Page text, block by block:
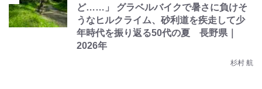
ど……」 グラベルバイクで暑さに負けそ
うなヒルクライム、砂利道を疾走して少
年時代を振り返る50代の夏 長野県｜
2026年
杉村 航